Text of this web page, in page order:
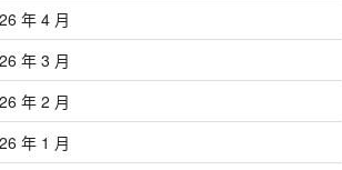
年 4 月
年 3 月
年 2 月
年 1 月